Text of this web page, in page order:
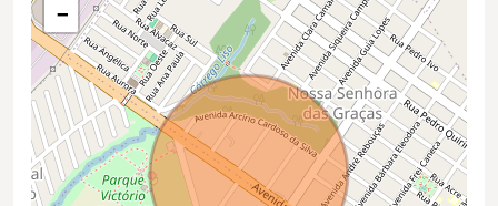
−